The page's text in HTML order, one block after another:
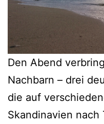
Den Abend
Nachbarn – drei
die auf
Skandinavien nach